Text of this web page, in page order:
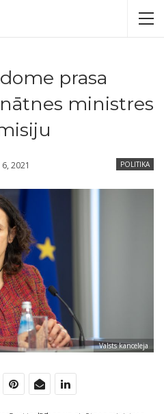
prasa
ministres
POLITIKA
6, 2021
Valsts kanceleja